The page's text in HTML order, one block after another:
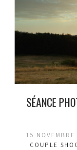
SÉANCE
15 NOVEMBRE
COUPLE